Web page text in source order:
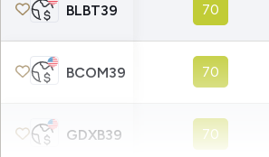
BLBT39 70
BCOM39 70
GDXB39 70